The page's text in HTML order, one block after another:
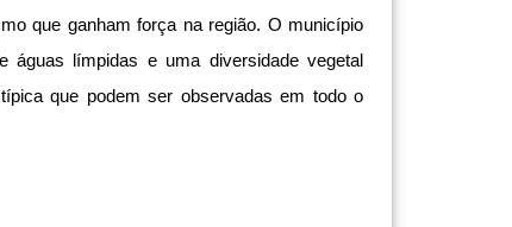
que ganham força na região. O município
águas límpidas e uma diversidade vegetal
que podem ser observadas em todo o